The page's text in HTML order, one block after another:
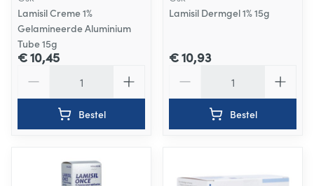
Lamisil Creme 1%
Gelamineerde Aluminium
Tube 15g
€ 10,45
Bestel
Lamisil Dermgel 1% 15g
€ 10,93
Bestel